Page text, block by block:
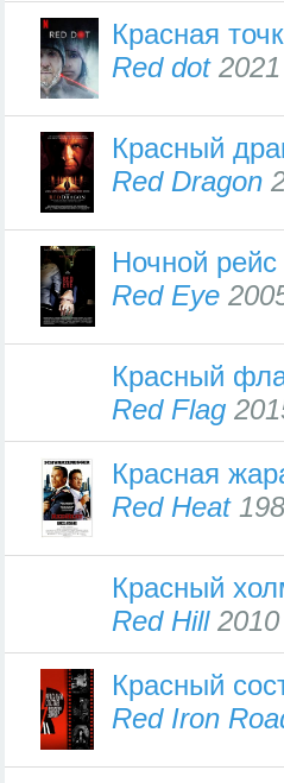
Красная
Red dot2021
Красный
Red Dragon
Ночной рейс
Red Eye
Красный
Red Flag
Красная
Red Heat
Красный
Red Hill2010
Красный
Red Iron